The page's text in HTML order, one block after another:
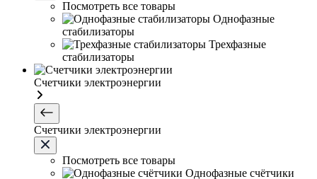
Посмотреть все товары
Однофазные
стабилизаторы
Трехфазные
стабилизаторы
Счетчики электроэнергии
Счетчики электроэнергии
Посмотреть все товары
Однофазные счётчики